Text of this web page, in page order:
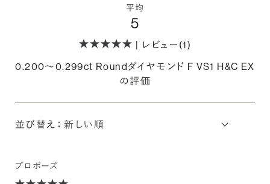
平均
5
| レビュー(1)
0.200〜0.299ct Roundダイヤモンド F VS1 H&C EX
の評価
並び替え：
プロポーズ